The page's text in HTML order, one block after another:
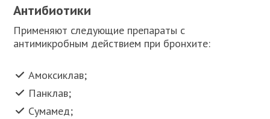
Антибиотики
Применяют следующие препараты с
антимикробным действием при бронхите:
Амоксиклав;
Панклав;
Сумамед;